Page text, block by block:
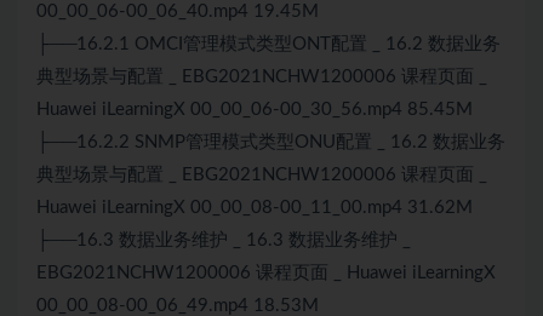
00_00_06-00_06_40.mp4 19.45M
├──16.2.1 OMCI管理模式类型ONT配置 _ 16.2 数据业务
典型场景与配置 _ EBG2021NCHW1200006 课程页面 _
Huawei iLearningX 00_00_06-00_30_56.mp4 85.45M
├──16.2.2 SNMP管理模式类型ONU配置 _ 16.2 数据业务
典型场景与配置 _ EBG2021NCHW1200006 课程页面 _
Huawei iLearningX 00_00_08-00_11_00.mp4 31.62M
├──16.3 数据业务维护 _ 16.3 数据业务维护 _
EBG2021NCHW1200006 课程页面 _ Huawei iLearningX
00_00_08-00_06_49.mp4 18.53M